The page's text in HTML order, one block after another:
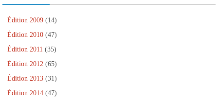
Édition 2009 (14)
Édition 2010 (47)
Édition 2011 (35)
Édition 2012 (65)
Édition 2013 (31)
Édition 2014 (47)